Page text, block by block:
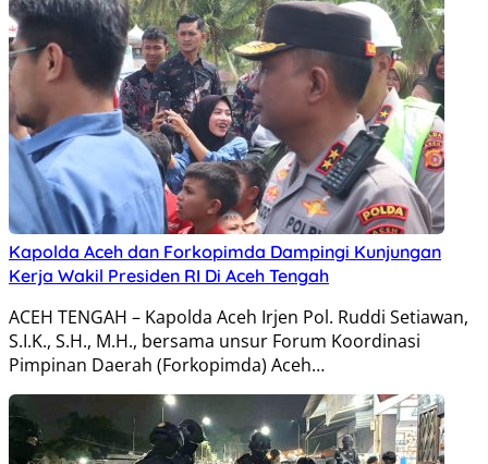
Kapolda Aceh dan Forkopimda Dampingi Kunjungan
Kerja Wakil Presiden RI Di Aceh Tengah
ACEH TENGAH – Kapolda Aceh Irjen Pol. Ruddi Setiawan,
S.I.K., S.H., M.H., bersama unsur Forum Koordinasi
Pimpinan Daerah (Forkopimda) Aceh…